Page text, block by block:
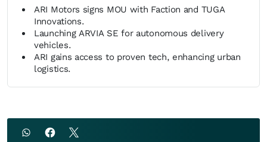
ARI Motors signs MOU with Faction and TUGA
Innovations.
Launching ARVIA SE for autonomous delivery
vehicles.
ARI gains access to proven tech, enhancing urban
logistics.